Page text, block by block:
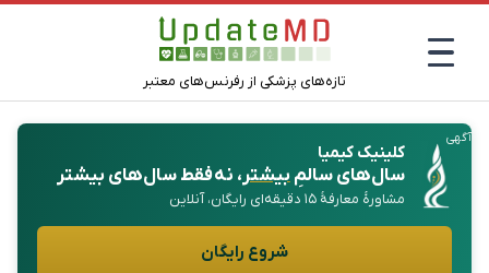
تازه‌های پزشکی از رفرنس‌های معتبر
آگهی
کلینیک کیمیا
سال‌های سالمِبیشتر، نه فقط سال‌های بیشتر
مشاورهٔ معارفهٔ ۱۵ دقیقه‌ای رایگان، آنلاین
شروع رایگان